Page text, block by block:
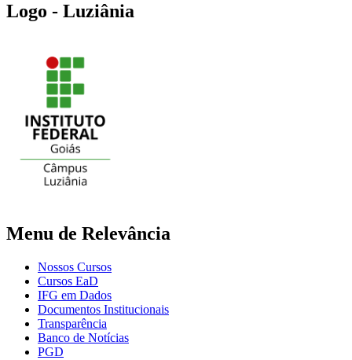
Logo - Luziânia
Menu de Relevância
Nossos Cursos
Cursos EaD
IFG em Dados
Documentos Institucionais
Transparência
Banco de Notícias
PGD